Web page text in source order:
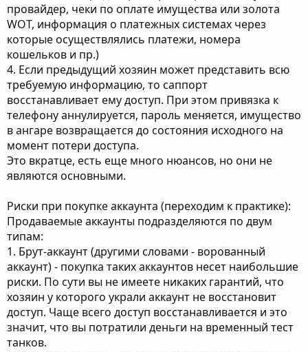
провайдер, чеки по оплате имущества или золота
WOT, информация о платежных системах через
которые осуществлялись платежи, номера
кошельков и пр.)
4. Если предыдущий хозяин может представить всю
требуемую информацию, то саппорт
восстанавливает ему доступ. При этом привязка к
телефону аннулируется, пароль меняется, имущество
в ангаре возвращается до состояния исходного на
момент потери доступа.
Это вкратце, есть еще много нюансов, но они не
являются основными.
Риски при покупке аккаунта (переходим к практике):
Продаваемые аккаунты подразделяются по двум
типам:
1. Брут-аккаунт (другими словами - ворованный
аккаунт) - покупка таких аккаунтов несет наибольшие
риски. По сути вы не имеете никаких гарантий, что
хозяин у которого украли аккаунт не восстановит
доступ. Чаще всего доступ восстанавливается и это
значит, что вы потратили деньги на временный тест
танков.